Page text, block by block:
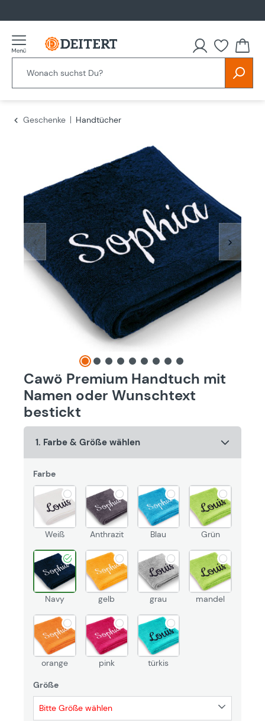
Du
Geschenke Handtücher
Cawö Premium Handtuch mit
Namen oder Wunschtext
bestickt
1. Farbe & Größe wählen
Farbe
Weiß Anthrazit Blau Grün
Navy gelb grau mandel
orange pink türkis
Größe
Bitte Größe wählen